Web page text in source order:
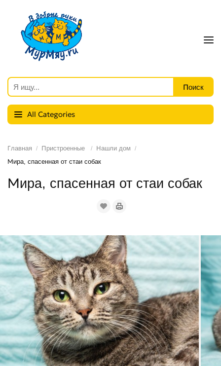
All Categories
Главная Пристроенные
Нашли дом
Мира, спасенная от стаи собак
Мира, спасенная от стаи собак